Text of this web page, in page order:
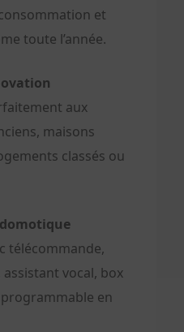
et
toute l’année.
aux
maisons
classés ou
télécommande,
vocal, box
en